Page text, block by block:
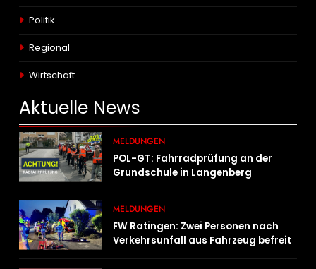
Politik
Regional
Wirtschaft
Aktuelle News
MELDUNGEN
POL-GT: Fahrradprüfung an der
Grundschule in Langenberg
MELDUNGEN
FW Ratingen: Zwei Personen nach
Verkehrsunfall aus Fahrzeug befreit